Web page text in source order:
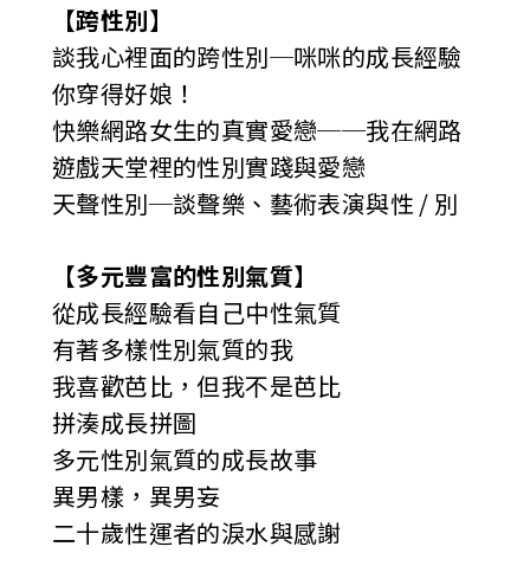
【跨性別】
談我心裡面的跨性別─咪咪的成長經驗
你穿得好娘！
快樂網路女生的真實愛戀──我在網路
遊戲天堂裡的性別實踐與愛戀
天聲性別─談聲樂、藝術表演與性 / 別
【多元豐富的性別氣質】
從成長經驗看自己中性氣質
有著多樣性別氣質的我
我喜歡芭比，但我不是芭比
拼湊成長拼圖
多元性別氣質的成長故事
異男樣，異男妄
二十歲性運者的淚水與感謝